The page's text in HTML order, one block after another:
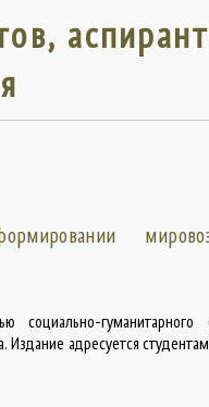
социально-гуманитарного
адресуется